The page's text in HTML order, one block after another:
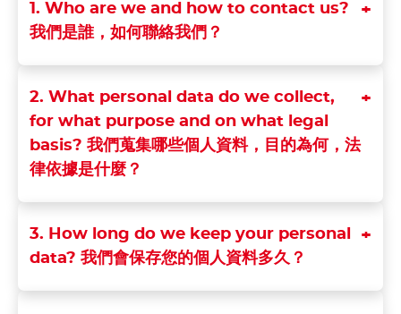
1. Who are we and how to contact us?
我們是誰，如何聯絡我們？
2. What personal data do we collect,
for what purpose and on what legal
basis? 我們蒐集哪些個人資料，目的為何，法
律依據是什麼？
3. How long do we keep your personal
data? 我們會保存您的個人資料多久？